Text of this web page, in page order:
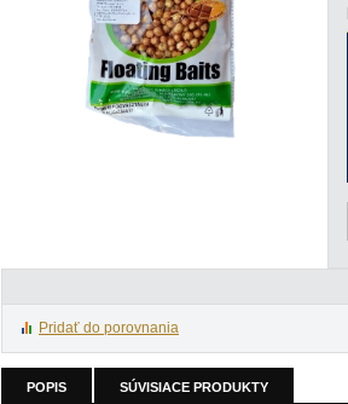
Pridať do porovnania
POPIS SÚVISIACE PRODUKTY